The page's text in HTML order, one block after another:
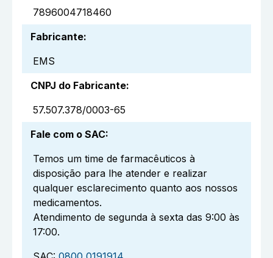
7896004718460
Fabricante:
EMS
CNPJ do Fabricante:
57.507.378/0003-65
Fale com o SAC:
Temos um time de farmacêuticos à
disposição para lhe atender e realizar
qualquer esclarecimento quanto aos nossos
medicamentos.
Atendimento de segunda à sexta das 9:00 às
17:00.